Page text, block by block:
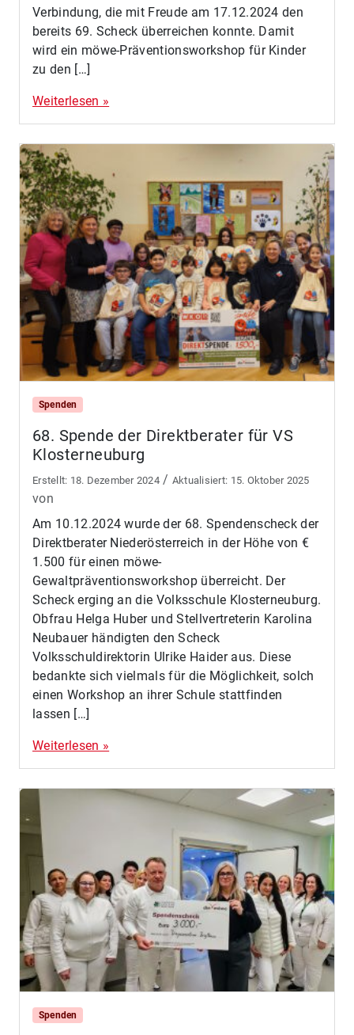
Verbindung, die mit Freude am 17.12.2024 den
bereits 69. Scheck überreichen konnte. Damit
wird ein möwe-Präventionsworkshop für Kinder
zu den […]
Weiterlesen »
Spenden
68. Spende der Direktberater für VS
Klosterneuburg
18. Dezember 2024 / 15. Oktober 2025
von
Am 10.12.2024 wurde der 68. Spendenscheck der
Direktberater Niederösterreich in der Höhe von €
1.500 für einen möwe-
Gewaltpräventionsworkshop überreicht. Der
Scheck erging an die Volksschule Klosterneuburg.
Obfrau Helga Huber und Stellvertreterin Karolina
Neubauer händigten den Scheck
Volksschuldirektorin Ulrike Haider aus. Diese
bedankte sich vielmals für die Möglichkeit, solch
einen Workshop an ihrer Schule stattfinden
lassen […]
Weiterlesen »
Spenden